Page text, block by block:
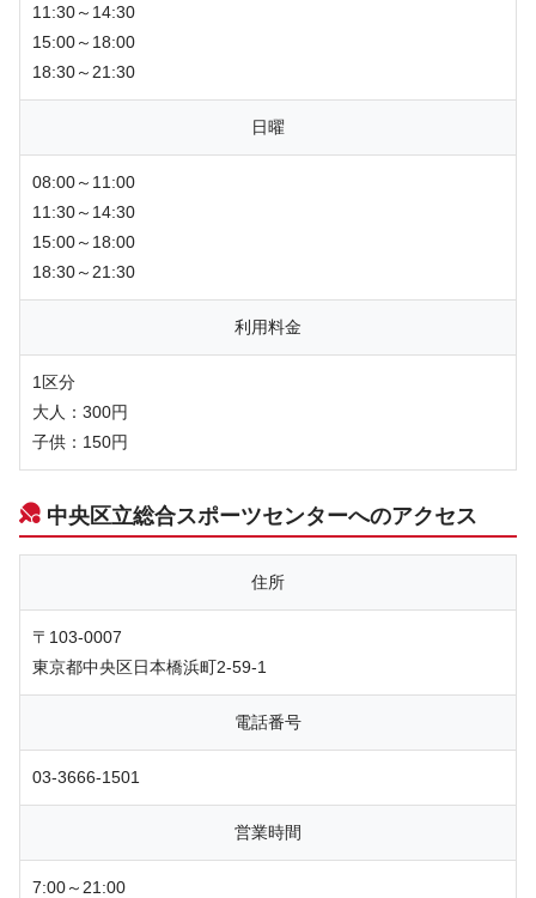
11:30～14:30
15:00～18:00
18:30～21:30
日曜
08:00～11:00
11:30～14:30
15:00～18:00
18:30～21:30
利用料金
1区分
大人：300円
子供：150円
中央区立総合スポーツセンターへのアクセス
住所
〒103-0007
東京都中央区日本橋浜町2-59-1
電話番号
03-3666-1501
営業時間
7:00～21:00